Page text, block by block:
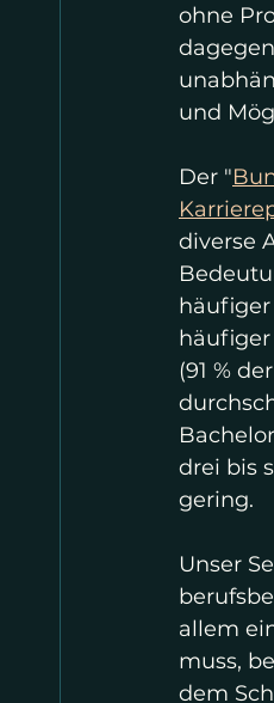
ohne
und
Der "
diverse
häufiger
(91 %
drei bis
gering.
Unser
allem
muss,
dem